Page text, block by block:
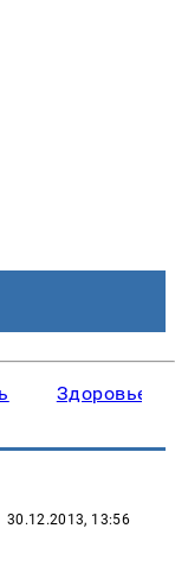
Здоровье
30.12.2013, 13:56